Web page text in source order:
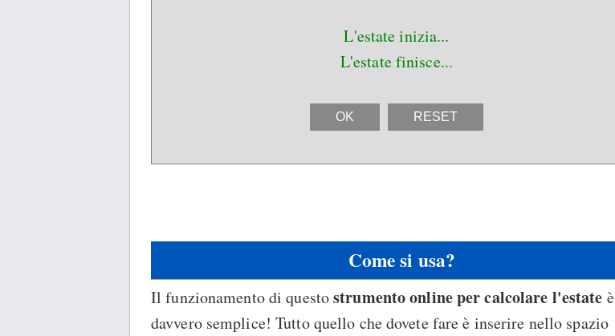
L'estate inizia...
L'estate finisce...
OK RESET
Come si usa?
Il funzionamento di questostrumento online per calcolare l'estate è
davvero semplice! Tutto quello che dovete fare è inserire nello spazio